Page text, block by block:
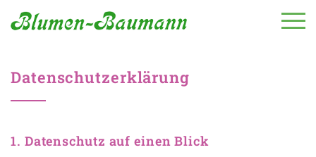
Datenschutzerklärung
1. Datenschutz auf einen Blick